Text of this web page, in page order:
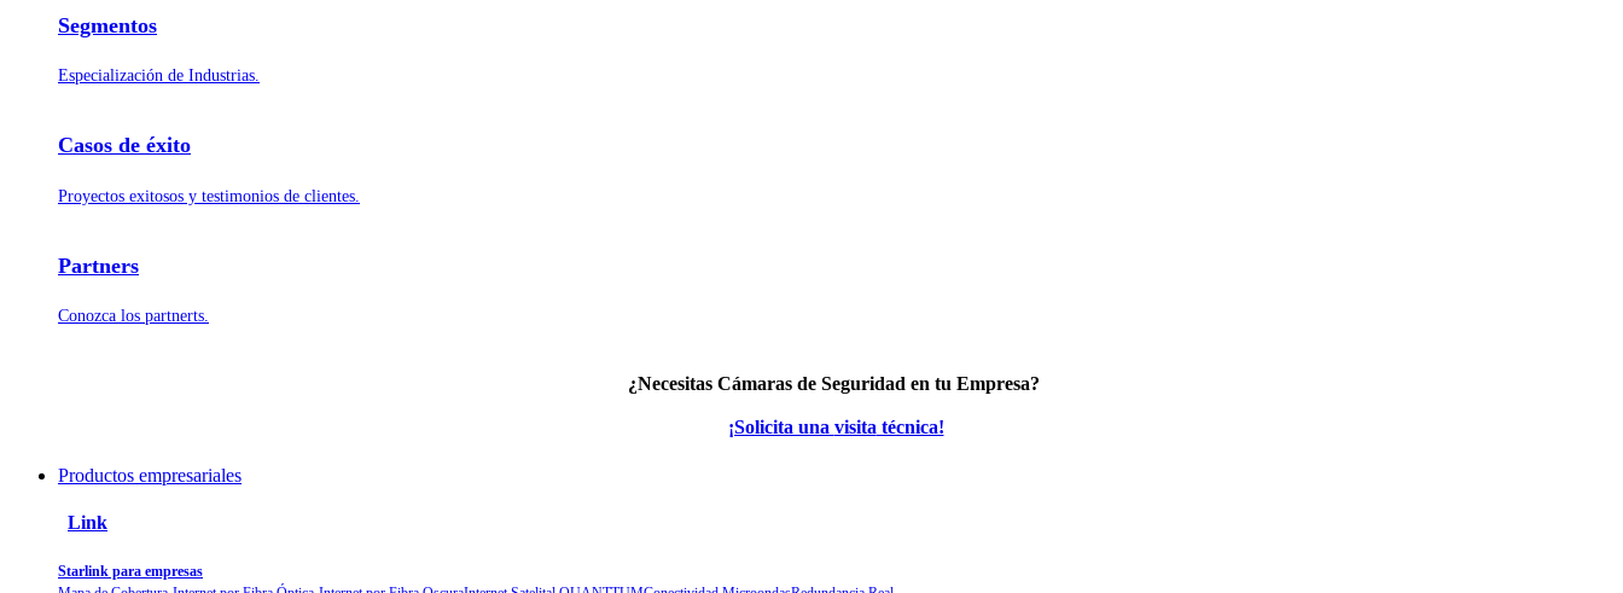
Segmentos
Especialización de Industrias.
Casos de éxito
Proyectos exitosos y testimonios de clientes.
Partners
Conozca los partnerts.
¿Necesitas Cámaras de Seguridaden tu Empresa?
¡Solicita una visitatécnica!
Productos empresariales
Link
Starlink para empresas